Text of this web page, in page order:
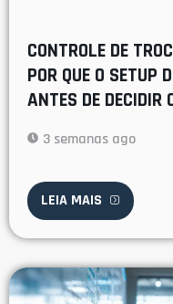
CONTROLE DE
POR QUE O SETUP
ANTES DE DECIDIR
3 semanas ago
LEIA MAIS